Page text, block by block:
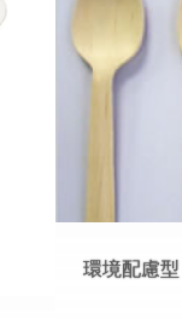
環境配慮